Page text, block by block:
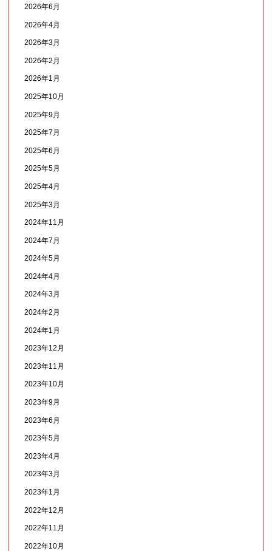
2026年6月
2026年4月
2026年3月
2026年2月
2026年1月
2025年10月
2025年9月
2025年7月
2025年6月
2025年5月
2025年4月
2025年3月
2024年11月
2024年7月
2024年5月
2024年4月
2024年3月
2024年2月
2024年1月
2023年12月
2023年11月
2023年10月
2023年9月
2023年6月
2023年5月
2023年4月
2023年3月
2023年1月
2022年12月
2022年11月
2022年10月